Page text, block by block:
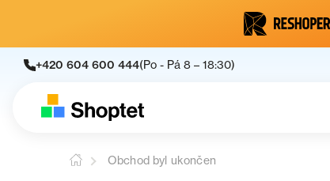
+420 604 600 444(Po - Pá 8 – 18:30)
Obchod byl ukončen